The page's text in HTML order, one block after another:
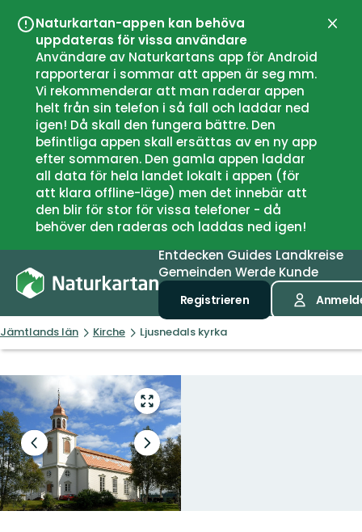
Naturkartan-appen kan behöva
uppdateras för vissa användare
Användare av Naturkartans app för Android
rapporterar i sommar att appen är seg mm.
Vi rekommenderar att man raderar appen
helt från sin telefon i så fall och laddar ned
igen! Då skall den fungera bättre. Den
befintliga appen skall ersättas av en ny app
efter sommaren. Den gamla appen laddar
all data för hela landet lokalt i appen (för
att klara offline-läge) men det innebär att
den blir för stor för vissa telefoner - då
behöver den raderas och laddas ned igen!
EntdeckenGuidesLandkreise
Gemeinden Werde Kunde
Registrieren
Jämtlands län Kirche Ljusnedals kyrka
Vollbild
öffnen
Vorheriger
Slide
Nächster
Slide